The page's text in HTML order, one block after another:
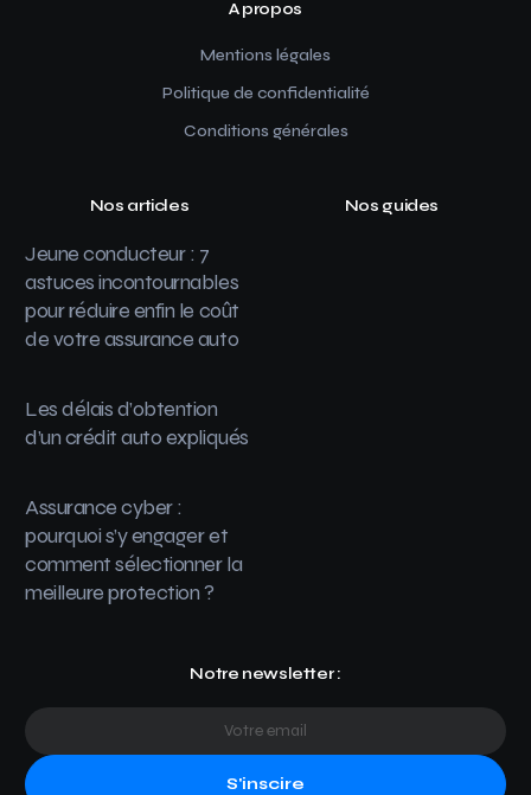
A propos
Mentions légales
Politique de confidentialité
Conditions générales
Nos articles
Jeune conducteur : 7
astuces incontournables
pour réduire enfin le coût
de votre assurance auto
Les délais d’obtention
d’un crédit auto expliqués
Assurance cyber :
pourquoi s’y engager et
comment sélectionner la
meilleure protection ?
Nos guides
Notre newsletter :
S'inscire